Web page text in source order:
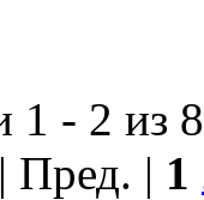
1 - 2 из
Пред. | 1